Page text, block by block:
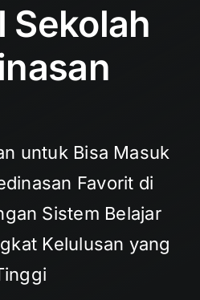
Sekolah
untuk Bisa Masuk
Favorit di
Sistem Belajar
Kelulusan yang